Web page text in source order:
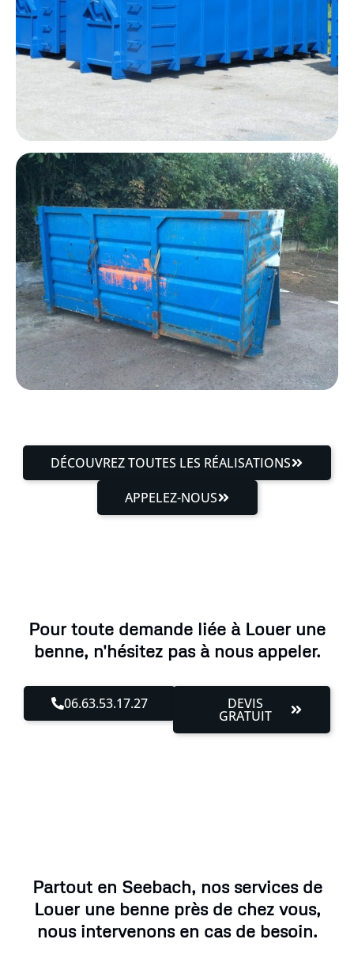
DÉCOUVREZ TOUTES LES RÉALISATIONS
APPELEZ-NOUS
Pour toute demande liée à Louer une
benne, n'hésitez pas à nous appeler.
06.63.53.17.27 DEVIS
GRATUIT
Partout en Seebach, nos services de
Louer une benne près de chez vous,
nous intervenons en cas de besoin.